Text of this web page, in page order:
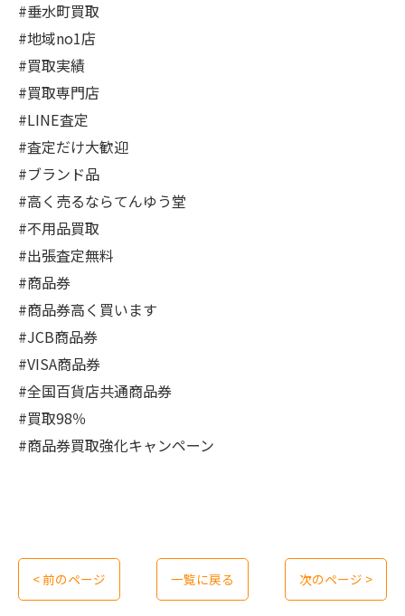
#垂水町買取
#地域no1店
#買取実績
#買取専門店
#LINE査定
#査定だけ大歓迎
#ブランド品
#高く売るならてんゆう堂
#不用品買取
#出張査定無料
#商品券
#商品券高く買います
#JCB商品券
#VISA商品券
#全国百貨店共通商品券
#買取98％
#商品券買取強化キャンペーン
< 前のページ 一覧に戻る 次のページ >